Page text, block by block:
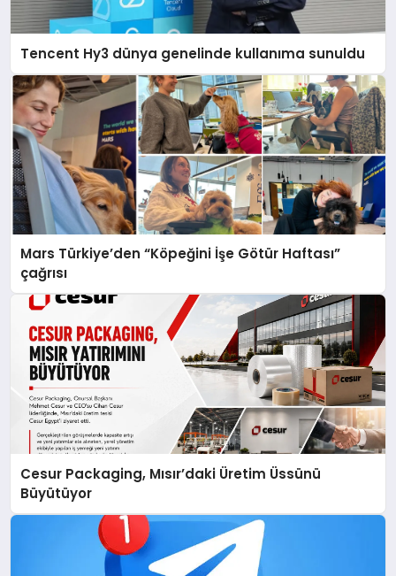
Tencent Hy3 dünya genelinde kullanıma sunuldu
Mars Türkiye’den “Köpeğini İşe Götür Haftası”
çağrısı
Cesur Packaging, Mısır’daki Üretim Üssünü
Büyütüyor